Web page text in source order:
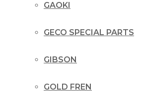
GAOKI
GECO SPECIAL PARTS
GIBSON
GOLD FREN